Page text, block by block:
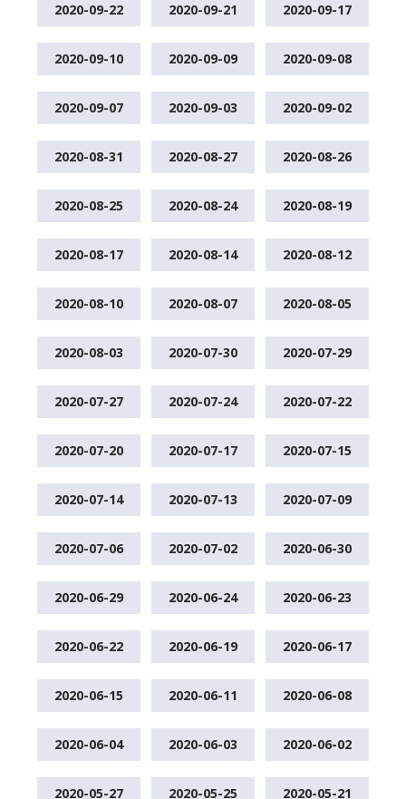
2020-09-22 2020-09-21 2020-09-17
2020-09-10 2020-09-09 2020-09-08
2020-09-07 2020-09-03 2020-09-02
2020-08-31 2020-08-27 2020-08-26
2020-08-25 2020-08-24 2020-08-19
2020-08-17 2020-08-14 2020-08-12
2020-08-10 2020-08-07 2020-08-05
2020-08-03 2020-07-30 2020-07-29
2020-07-27 2020-07-24 2020-07-22
2020-07-20 2020-07-17 2020-07-15
2020-07-14 2020-07-13 2020-07-09
2020-07-06 2020-07-02 2020-06-30
2020-06-29 2020-06-24 2020-06-23
2020-06-22 2020-06-19 2020-06-17
2020-06-15 2020-06-11 2020-06-08
2020-06-04 2020-06-03 2020-06-02
2020-05-27 2020-05-25 2020-05-21